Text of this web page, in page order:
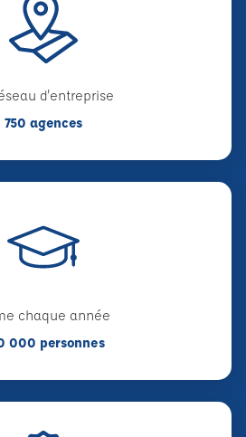
d'entreprise
750 agences
chaque année
000 personnes